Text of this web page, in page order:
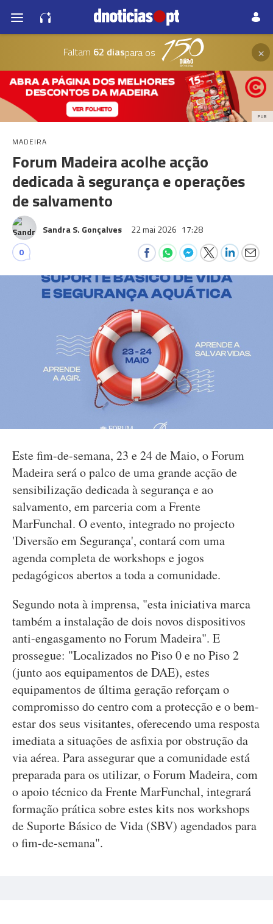
Faltam 62 diaspara os ×
PUB
MADEIRA
Forum Madeira acolhe acção
dedicada à segurança e operações
de salvamento
Sandra S. Gonçalves 22 mai 2026 17:28
0
Este fim-de-semana, 23 e 24 de Maio, o Forum
Madeira será o palco de uma grande acção de
sensibilização dedicada à segurança e ao
salvamento, em parceria com a Frente
MarFunchal. O evento, integrado no projecto
'Diversão em Segurança', contará com uma
agenda completa de workshops e jogos
pedagógicos abertos a toda a comunidade.
Segundo nota à imprensa, "esta iniciativa marca
também a instalação de dois novos dispositivos
anti-engasgamento no Forum Madeira". E
prossegue: "Localizados no Piso 0 e no Piso 2
(junto aos equipamentos de DAE), estes
equipamentos de última geração reforçam o
compromisso do centro com a protecção e o bem-
estar dos seus visitantes, oferecendo uma resposta
imediata a situações de asfixia por obstrução da
via aérea. Para assegurar que a comunidade está
preparada para os utilizar, o Forum Madeira, com
o apoio técnico da Frente MarFunchal, integrará
formação prática sobre estes kits nos workshops
de Suporte Básico de Vida (SBV) agendados para
o fim-de-semana".